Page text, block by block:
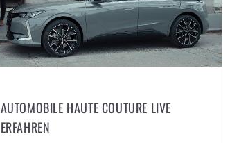
AUTOMOBILE HAUTE COUTURE LIVE
ERFAHREN